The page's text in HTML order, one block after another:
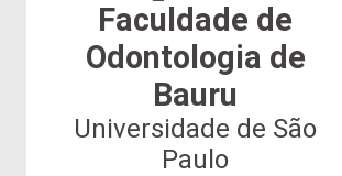
Faculdade de
Odontologia de
Bauru
Universidade de São
Paulo